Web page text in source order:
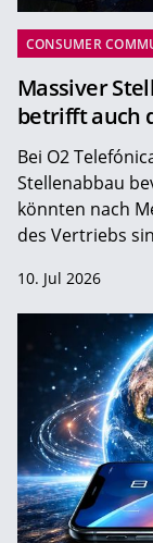
CONSUMER
Massiver
betrifft auch
Bei O2
Stellenabbau
könnten nach
des Vertriebs
10. Jul 2026